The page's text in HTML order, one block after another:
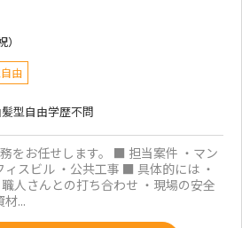
由
髪型自由学歴不問
をお任せします。 ■ 担当案件 ・マン
スビル ・公共工事 ■ 具体的には ・
人さんとの打ち合わせ ・現場の安全
...